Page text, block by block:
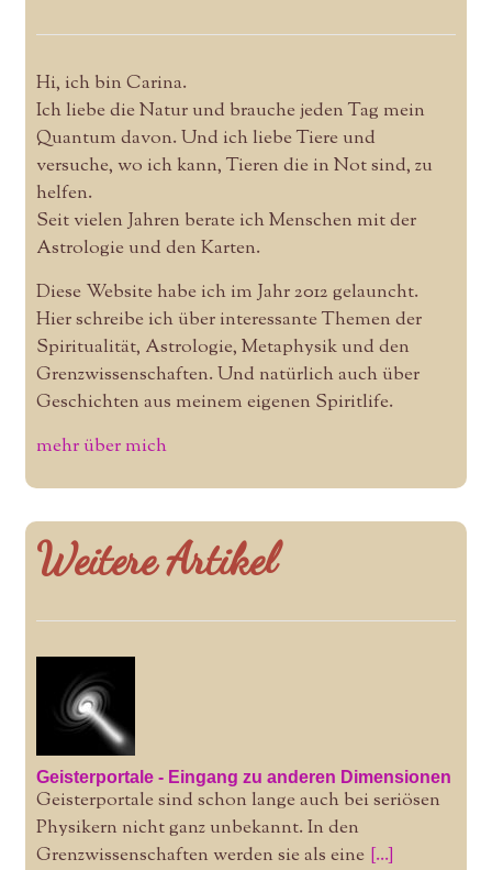
Hi, ich bin Carina.
Ich liebe die Natur und brauche jeden Tag mein
Quantum davon. Und ich liebe Tiere und
versuche, wo ich kann, Tieren die in Not sind, zu
helfen.
Seit vielen Jahren berate ich Menschen mit der
Astrologie und den Karten.
Diese Website habe ich im Jahr 2012 gelauncht.
Hier schreibe ich über interessante Themen der
Spiritualität, Astrologie, Metaphysik und den
Grenzwissenschaften. Und natürlich auch über
Geschichten aus meinem eigenen Spiritlife.
mehr über mich
Weitere Artikel
Geisterportale - Eingang zu anderen Dimensionen
Geisterportale sind schon lange auch bei seriösen
Physikern nicht ganz unbekannt. In den
Grenzwissenschaften werden sie als eine [...]